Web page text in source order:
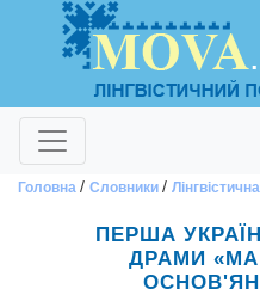
Головна / Словники /
ПЕРША
ДРАМИ